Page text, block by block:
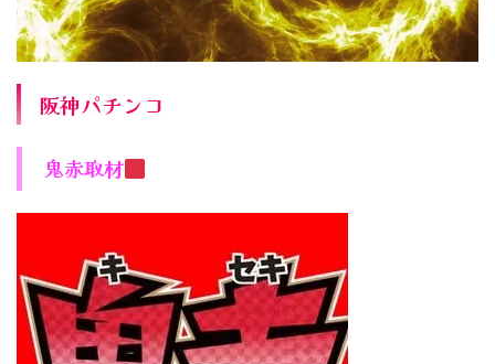
阪神パチンコ
鬼赤取材